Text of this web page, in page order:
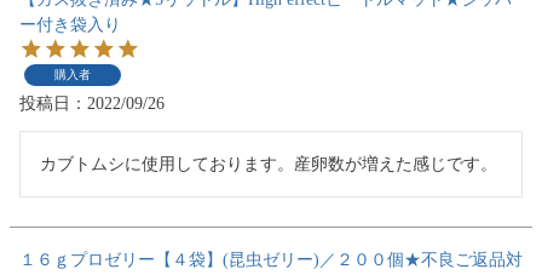
ー付き袋入り
購入者
投稿日 2022/09/26
カブトムシに使用しております。産卵数が増えた感じです。
１６ｇプロゼリー【４袋】(昆虫ゼリー)／２００個★不良ご返品対